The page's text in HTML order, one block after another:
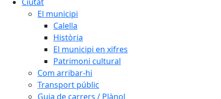
El municipi
Calella
Història
El municipi en xifres
Patrimoni cultural
Com arribar-hi
Transport públic
Guia de carrers / Plànol